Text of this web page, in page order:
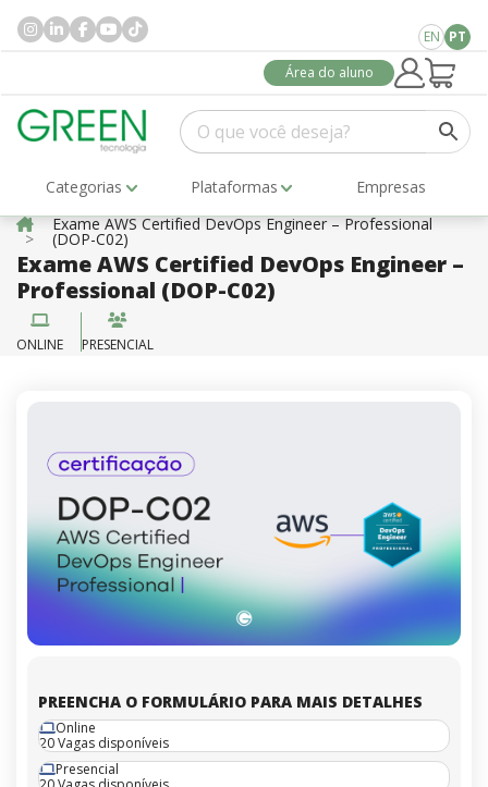
EN PT
Área do aluno
Categorias Plataformas
Empresas
Exame AWS Certified DevOps Engineer – Professional
(DOP-C02)
Exame AWS Certified DevOps Engineer –
Professional (DOP-C02)
ONLINE PRESENCIAL
PREENCHA O FORMULÁRIO PARA MAIS DETALHES
Online
20 Vagas disponíveis
Presencial